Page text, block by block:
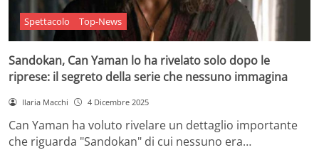
Spettacolo Top-News
Sandokan, Can Yaman lo ha rivelato solo dopo le
riprese: il segreto della serie che nessuno immagina
Ilaria Macchi 4 Dicembre 2025
Can Yaman ha voluto rivelare un dettaglio importante
che riguarda "Sandokan" di cui nessuno era…